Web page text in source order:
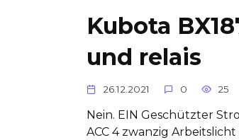
Kubota
und relais
26.12.2021 0 25
Nein. EIN Geschützter
ACC 4 zwanzig